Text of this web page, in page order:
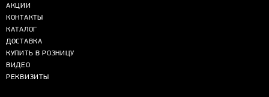
АКЦИИ
КОНТАКТЫ
КАТАЛОГ
ДОСТАВКА
КУПИТЬ В РОЗНИЦУ
ВИДЕО
РЕКВИЗИТЫ